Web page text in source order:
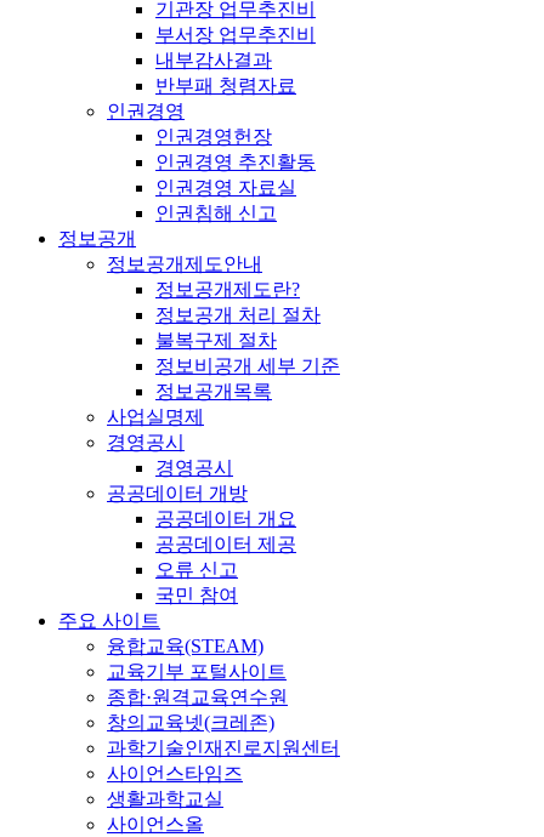
기관장 업무추진비
부서장 업무추진비
내부감사결과
반부패 청렴자료
인권경영
인권경영헌장
인권경영 추진활동
인권경영 자료실
인권침해 신고
정보공개
정보공개제도안내
정보공개제도란?
정보공개 처리 절차
불복구제 절차
정보비공개 세부 기준
정보공개목록
사업실명제
경영공시
경영공시
공공데이터 개방
공공데이터 개요
공공데이터 제공
오류 신고
국민 참여
주요 사이트
융합교육(STEAM)
교육기부 포털사이트
종합·원격교육연수원
창의교육넷(크레존)
과학기술인재진로지원센터
사이언스타임즈
생활과학교실
사이언스올